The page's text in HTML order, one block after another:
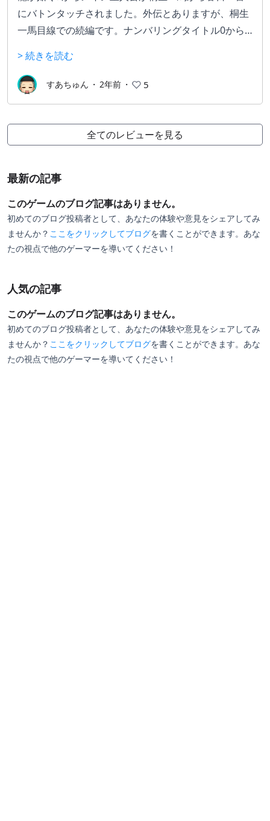
にバトンタッチされました。外伝とありますが、桐生
一馬目線での続編です。ナンバリングタイトル0から7
めにあったような気がします。最近では8も出ていま
すが桐生ファンの自分としては8に行く前に絶対プレ
イしておいたほうが良い作品であり、ストーリーを最
> 続きを読む
すあちゅん ・ 2年前 ・ 5
全てのレビューを見る
最新の記事
このゲームのブログ記事はありません。
初めてのブログ投稿者として、あなたの体験や意見をシェアしてみ
ませんか？ ここをクリックしてブログを書くことができます。あな
たの視点で他のゲーマーを導いてください！
人気の記事
このゲームのブログ記事はありません。
初めてのブログ投稿者として、あなたの体験や意見をシェアしてみ
ませんか？ ここをクリックしてブログを書くことができます。あな
たの視点で他のゲーマーを導いてください！